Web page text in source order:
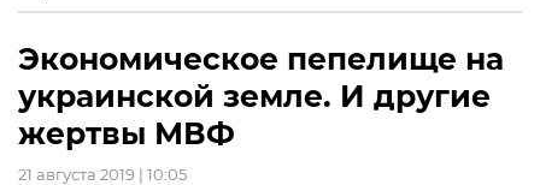
Экономическое пепелище на
украинской земле. И другие
жертвы МВФ
21 августа 2019 | 10:05